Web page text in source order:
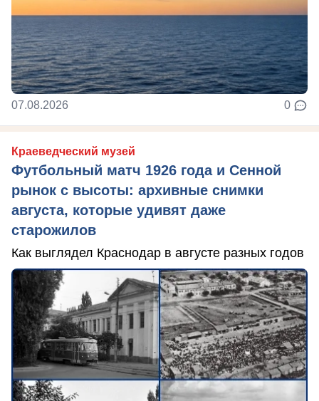
07.08.2026 0
Краеведческий музей
Футбольный матч 1926 года и Сенной
рынок с высоты: архивные снимки
августа, которые удивят даже
старожилов
Как выглядел Краснодар в августе разных годов